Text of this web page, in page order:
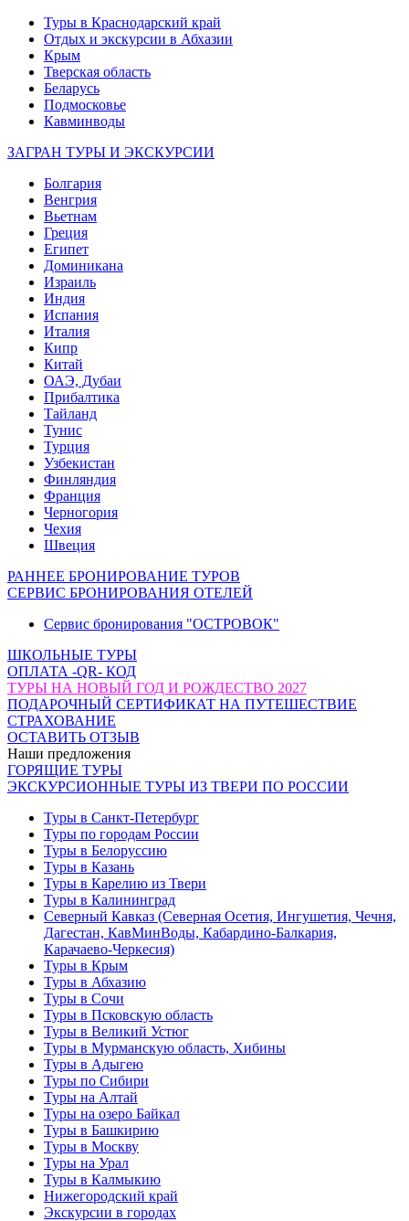
Туры в Краснодарский край
Отдых и экскурсии в Абхазии
Крым
Тверская область
Беларусь
Подмосковье
Кавминводы
ЗАГРАН ТУРЫ И ЭКСКУРСИИ
Болгария
Венгрия
Вьетнам
Греция
Египет
Доминикана
Израиль
Индия
Испания
Италия
Кипр
Китай
ОАЭ, Дубаи
Прибалтика
Тайланд
Тунис
Турция
Узбекистан
Финляндия
Франция
Черногория
Чехия
Швеция
РАННЕЕ БРОНИРОВАНИЕ ТУРОВ
СЕРВИС БРОНИРОВАНИЯ ОТЕЛЕЙ
Сервис бронирования "ОСТРОВОК"
ШКОЛЬНЫЕ ТУРЫ
ОПЛАТА -QR- КОД
ТУРЫ НА НОВЫЙ ГОД И РОЖДЕСТВО 2027
ПОДАРОЧНЫЙ СЕРТИФИКАТ НА ПУТЕШЕСТВИЕ
СТРАХОВАНИЕ
ОСТАВИТЬ ОТЗЫВ
Наши предложения
ГОРЯЩИЕ ТУРЫ
ЭКСКУРСИОННЫЕ ТУРЫ ИЗ ТВЕРИ ПО РОССИИ
Туры в Санкт-Петербург
Туры по городам России
Туры в Белоруссию
Туры в Казань
Туры в Карелию из Твери
Туры в Калининград
Северный Кавказ (Северная Осетия, Ингушетия, Чечня,
Дагестан, КавМинВоды, Кабардино-Балкария,
Карачаево-Черкесия)
Туры в Крым
Туры в Абхазию
Туры в Сочи
Туры в Псковскую область
Туры в Великий Устюг
Туры в Мурманскую область, Хибины
Туры в Адыгею
Туры по Сибири
Туры на Алтай
Туры на озеро Байкал
Туры в Башкирию
Туры в Москву
Туры на Урал
Туры в Калмыкию
Нижегородский край
Экскурсии в городах